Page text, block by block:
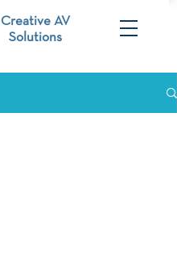
Creative AV
Solutions